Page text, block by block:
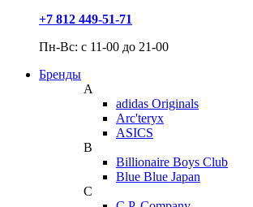
+7 812 449-51-71
Пн-Вс: с 11-00 до 21-00
Бренды
A
adidas Originals
Arc'teryx
ASICS
B
Billionaire Boys Club
Blue Blue Japan
C